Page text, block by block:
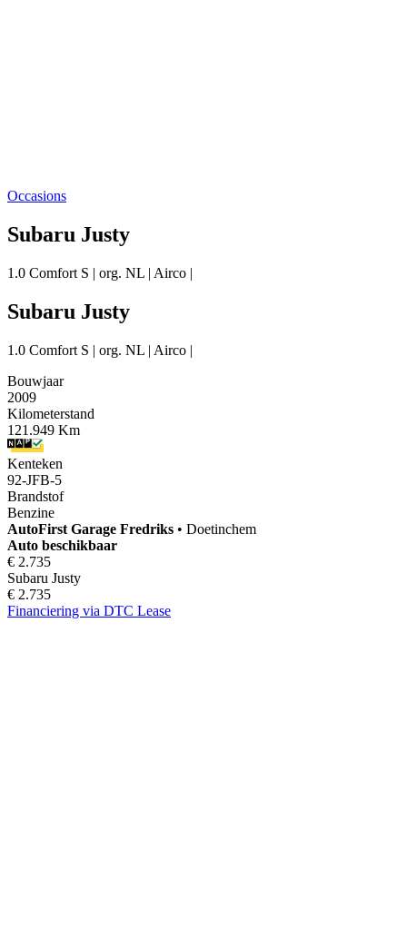
Occasions
Subaru Justy
1.0 Comfort S | org. NL | Airco |
Subaru Justy
1.0 Comfort S | org. NL | Airco |
Bouwjaar
2009
Kilometerstand
121.949 Km
Kenteken
92-JFB-5
Brandstof
Benzine
AutoFirst Garage Fredriks • Doetinchem
Auto beschikbaar
€ 2.735
Subaru Justy
€ 2.735
Financiering via DTC Lease